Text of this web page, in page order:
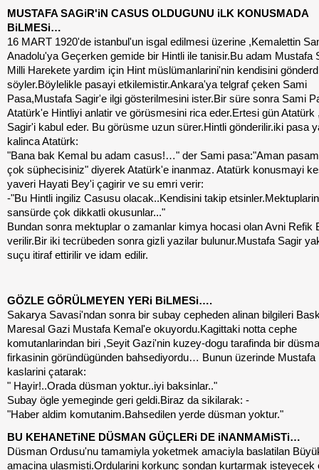
MUSTAFA SAGiR'iN CASUS OLDUGUNU iLK KONUSMADA
BiLMESi…
16 MART 1920'de istanbul'un isgal edilmesi üzerine ,Kemalettin
Anadolu'ya Geçerken gemide bir Hintli ile tanisir.Bu adam Mustafa
Milli Harekete yardim için Hint müslümanlarini'nin kendisini
söyler.Böylelikle pasayi etkilemistir.Ankara'ya telgraf çeken Sami
Pasa,Mustafa Sagir'e ilgi gösterilmesini ister.Bir süre sonra Sami
Atatürk'e Hintliyi anlatir ve görüsmesini rica eder.Ertesi gün Atatürk
Sagir'i kabul eder. Bu görüsme uzun sürer.Hintli gönderilir.iki pasa
kalinca Atatürk:
"Bana bak Kemal bu adam casus!…" der Sami pasa:"Aman
çok süphecisiniz" diyerek Atatürk'e inanmaz. Atatürk konusmayi
yaveri Hayati Bey'i çagirir ve su emri verir:
-"Bu Hintli ingiliz Casusu olacak..Kendisini takip
sansürde çok dikkatli okusunlar..."
Bundan sonra mektuplar o zamanlar kimya hocasi olan Avni Refik
verilir.Bir iki tecrübeden sonra gizli yazilar bulunur.Mustafa Sagir
suçu itiraf ettirilir ve idam edilir.
GÖZLE GÖRÜLMEYEN YERi BiLMESi….
Sakarya Savasi'ndan sonra bir subay cepheden alinan bilgileri
Maresal Gazi Mustafa Kemal'e okuyordu.Kagittaki notta cephe
komutanlarindan biri ,Seyit Gazi'nin kuzey-dogu tarafinda bir
firkasinin göründügünden bahsediyordu… Bunun üzerinde Mustafa
kaslarini çatarak:
" Hayir!..Orada düsman yoktur..iyi baksinlar.."
Subay ögle yemeginde geri geldi.Biraz da sikilarak: -
"Haber aldim komutanim.Bahsedilen yerde düsman yoktur."
BU KEHANETiNE DÜSMAN GÜÇLERi DE iNANMAMiSTi…
Düsman Ordusu'nu tamamiyla yoketmek amaciyla baslatilan
amacina ulasmisti.Ordularini korkunç sondan kurtarmak isteyecek